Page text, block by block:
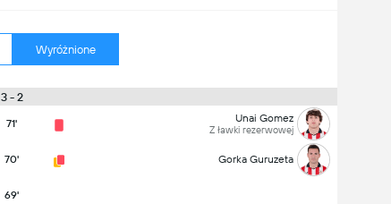
Wyróżnione
3 - 2
71' Unai Gomez
Z ławki rezerwowej
70' Gorka Guruzeta
69'